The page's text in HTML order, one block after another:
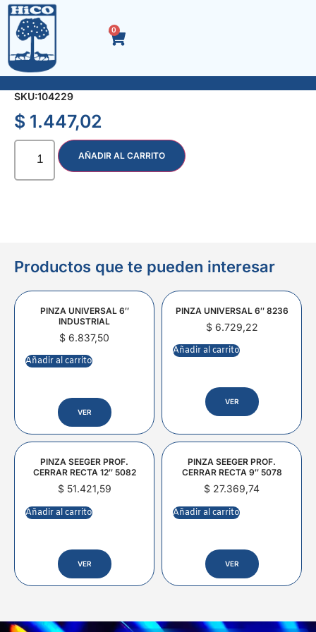
0
FRATACHO PINO 20 cms.
SKU:104229
$ 1.447,02
AÑADIR AL CARRITO
Productos que te pueden interesar
PINZA UNIVERSAL 6″
INDUSTRIAL
$ 6.837,50
Añadir al carrito
VER
PINZA UNIVERSAL 6″ 8236
$6.729,22
Añadir al carrito
VER
PINZA SEEGER PROF.
CERRAR RECTA 12″ 5082
$51.421,59
Añadir al carrito
VER
PINZA SEEGER PROF.
CERRAR RECTA 9″ 5078
$ 27.369,74
Añadir al carrito
VER